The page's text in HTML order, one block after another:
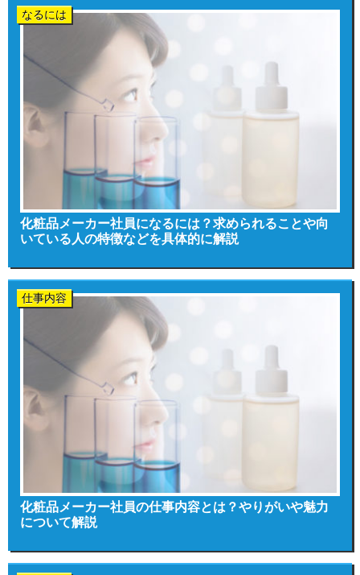
なるには
化粧品メーカー社員になるには？求められることや向
いている人の特徴などを具体的に解説
仕事内容
化粧品メーカー社員の仕事内容とは？やりがいや魅力
について解説